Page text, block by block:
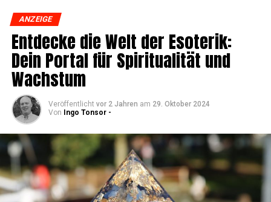
ANZEIGE
Ent­de­cke die Welt der Eso­te­rik:
Dein Por­tal für Spi­ri­tua­li­tät und
Wachstum
Veröffentlicht vor 2 Jahren am 29. Oktober 2024
Von
Ingo Tonsor -